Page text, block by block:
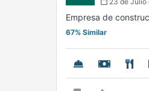
Empresa de
67% Similar